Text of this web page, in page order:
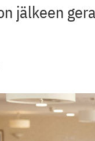
jälkeen